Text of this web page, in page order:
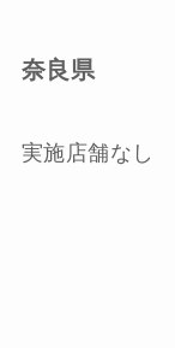
奈良県
実施店舗なし